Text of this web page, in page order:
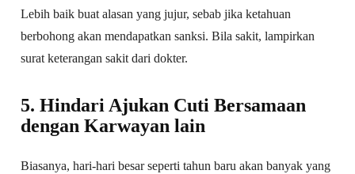
Lebih baik buat alasan yang jujur, sebab jika ketahuan
berbohong akan mendapatkan sanksi. Bila sakit, lampirkan
surat keterangan sakit dari dokter.
5. Hindari Ajukan Cuti Bersamaan
dengan Karwayan lain
Biasanya, hari-hari besar seperti tahun baru akan banyak yang